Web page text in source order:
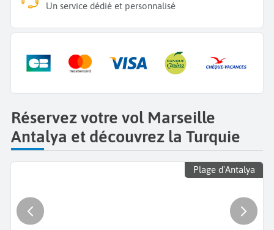
Un service dédié et personnalisé
Réservez votre vol Marseille
Antalya et découvrez la Turquie
Plage d'Antalya